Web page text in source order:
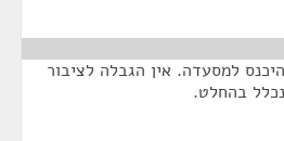
למסעדה. אין הגבלה לציבור
בהחלט.